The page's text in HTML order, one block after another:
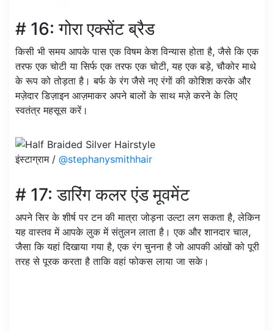
# 16: गोरा एक्सेंट ब्रैड
किसी भी समय आपके पास एक विषम केश विन्यास होता है, जैसे कि एक
तरफ एक चोटी या सिर्फ एक तरफ एक चोटी, यह एक बड़े, चौकोर माथे
के रूप को तोड़ता है। बर्फ के रंग जैसे नए रंगों की कोशिश करके और
मज़ेदार डिज़ाइन आज़माकर अपने बालों के साथ मज़े करने के लिए
स्वतंत्र महसूस करें।
इंस्टाग्राम / @stephanysmithhair
# 17: डारिंग कलर एंड मूवमेंट
अपने सिर के शीर्ष पर टन की मात्रा जोड़ना उल्टा लग सकता है, लेकिन
यह वास्तव में आपके लुक में संतुलन लाता है। एक और शानदार चाल,
जैसा कि यहां दिखाया गया है, एक रंग चुनना है जो आपकी आंखों को पूरी
तरह से पूरक करता है ताकि वहां फोकस लाया जा सके।